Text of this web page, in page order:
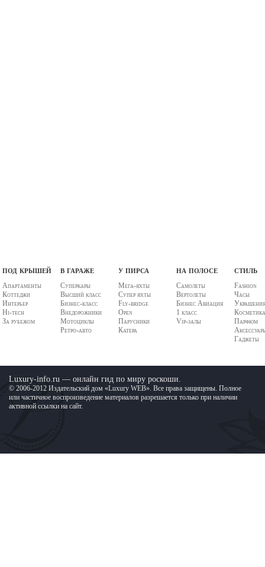
под крышей
Апартаменты
Коттеджи
Интерьер
Hi-tech
За рубежом
в гараже
Суперкары
Высший класс
Бизнес-класс
Внедорожники
Мотоциклы
Ретро-авто
у пирса
Мега-яхты
Супер яхты
Fly-bridge
Open
Парусники
Катера
на полосе
Самолеты
Вертолеты
Бизнес Авиация
1 класс
Vip-залы
стиль
Fashion
Часы
Парфюм
Гаджеты
Luxury-info.ru — онлайн гид по миру роскоши.
© 2006-2012 Издательский дом «Luxury WEB». Все права защищены. Полное
или частичное воспроизведение материалов разрешается только при наличии
активной ссылки на сайт.